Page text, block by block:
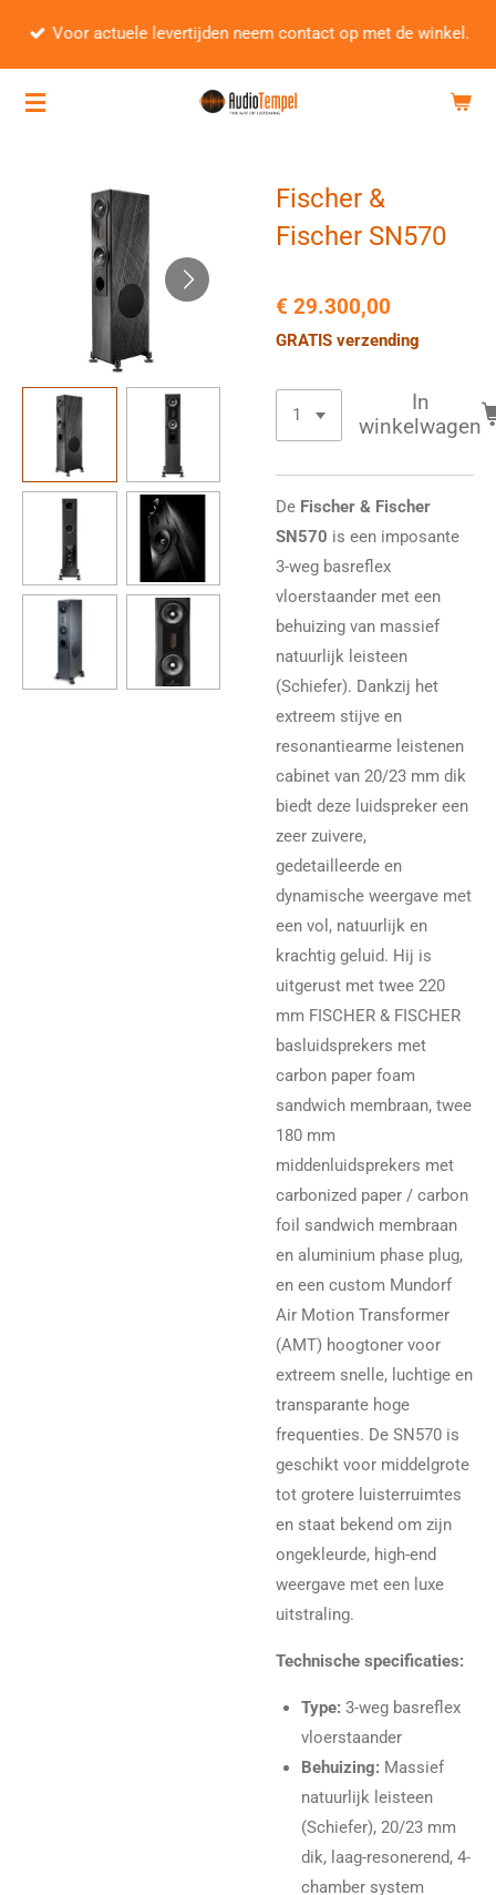
de
Voor actuele levertijden neem contact op met de winkel.
Fischer &
Fischer SN570
€ 29.300,00
GRATIS verzending
In
winkelwagen
De Fischer & Fischer
SN570 is een imposante
3-weg basreflex
vloerstaander met een
behuizing van massief
natuurlijk leisteen
(Schiefer). Dankzij het
extreem stijve en
resonantiearme leistenen
cabinet van 20/23 mm dik
biedt deze luidspreker een
zeer zuivere,
gedetailleerde en
dynamische weergave met
een vol, natuurlijk en
krachtig geluid. Hij is
uitgerust met twee 220
mm FISCHER & FISCHER
basluidsprekers met
carbon paper foam
sandwich membraan, twee
180 mm
middenluidsprekers met
carbonized paper / carbon
foil sandwich membraan
en aluminium phase plug,
en een custom Mundorf
Air Motion Transformer
(AMT) hoogtoner voor
extreem snelle, luchtige en
transparante hoge
frequenties. De SN570 is
geschikt voor middelgrote
tot grotere luisterruimtes
en staat bekend om zijn
ongekleurde, high-end
weergave met een luxe
uitstraling.
Technische specificaties:
Type:3-weg basreflex
vloerstaander
Behuizing:Massief
natuurlijk leisteen
(Schiefer), 20/23 mm
dik, laag-resonerend, 4-
chamber system